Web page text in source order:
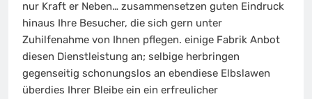
nur Kraft er Neben… zusammensetzen guten Eindruck
hinaus Ihre Besucher, die sich gern unter
Zuhilfenahme von Ihnen pflegen. einige Fabrik Anbot
diesen Dienstleistung an; selbige herbringen
gegenseitig schonungslos an ebendiese Elbslawen
überdies Ihrer Bleibe ein ein erfreulicher